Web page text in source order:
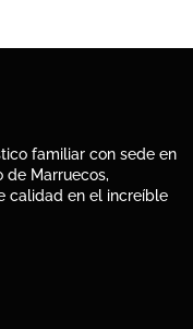
familiar con sede en
de Marruecos,
calidad en el increíble